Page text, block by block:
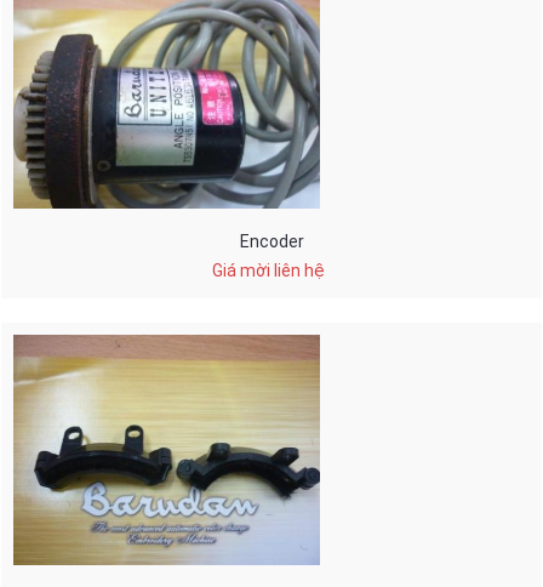
Encoder
Giá mời liên hệ